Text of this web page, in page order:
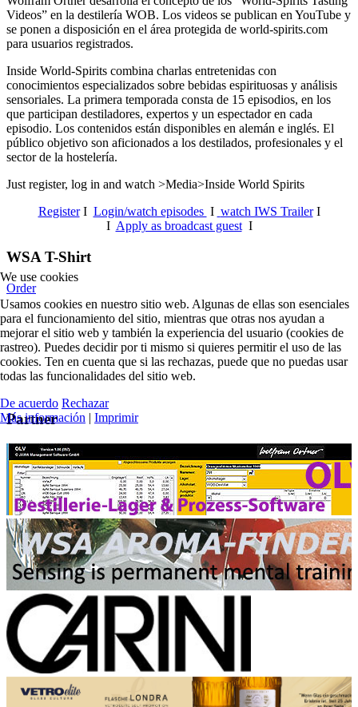
Videos” en la destilería WOB. Los videos se publican en YouTube y
se ponen a disposición en el área protegida de world-spirits.com
para usuarios registrados.
Inside World-Spirits combina charlas entretenidas con
conocimientos especializados sobre bebidas espirituosas y análisis
sensoriales. La primera temporada consta de 15 episodios, en los
que participan destiladores, expertos y un espectador en cada
episodio. Los contenidos están disponibles en alemán e inglés. El
público objetivo son aficionados a los destilados, profesionales y el
sector de la hostelería.
Just register, log in and watch >Media>Inside World Spirits
RegisterI Login/watch episodes I watch IWS TrailerI
I Apply as broadcast guestI
WSA T-Shirt
Order
Partner
We use cookies
Usamos cookies en nuestro sitio web. Algunas de ellas son esenciales
para el funcionamiento del sitio, mientras que otras nos ayudan a
mejorar el sitio web y también la experiencia del usuario (cookies de
rastreo). Puedes decidir por ti mismo si quieres permitir el uso de las
cookies. Ten en cuenta que si las rechazas, puede que no puedas usar
todas las funcionalidades del sitio web.
De acuerdo Rechazar
Más información | Imprimir